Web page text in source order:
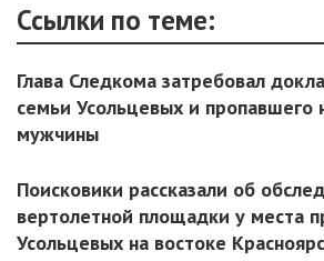
Ссылки по теме:
Глава Следкома затребовал
семьи Усольцевых и пропавшего
мужчины
Поисковики рассказали об
вертолетной площадки у места
Усольцевых на востоке